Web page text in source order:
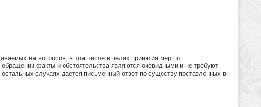
им вопросов, в том числе в целях принятия мер по
факты и обстоятельства являются очевидными и не требуют
случаях дается письменный ответ по существу поставленных в